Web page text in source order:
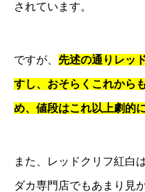
されています。
ですが、 先述の通りレッ
すし、おそらくこれから
め、値段はこれ以上劇的
また、レッドクリフ紅白
ダカ専門店でもあまり見